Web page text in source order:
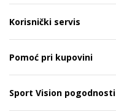
Korisnički servis
Pomoć pri kupovini
Sport Vision pogodnosti